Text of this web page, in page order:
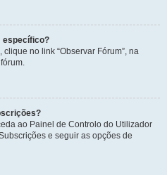
específico?
no link “Observar Fórum”, na
ao Painel de Controlo do Utilizador
e seguir as opções de